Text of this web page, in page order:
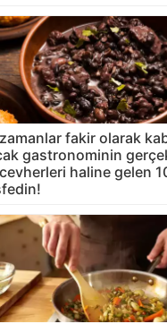
fakir olarak
gastronominin
haline gelen